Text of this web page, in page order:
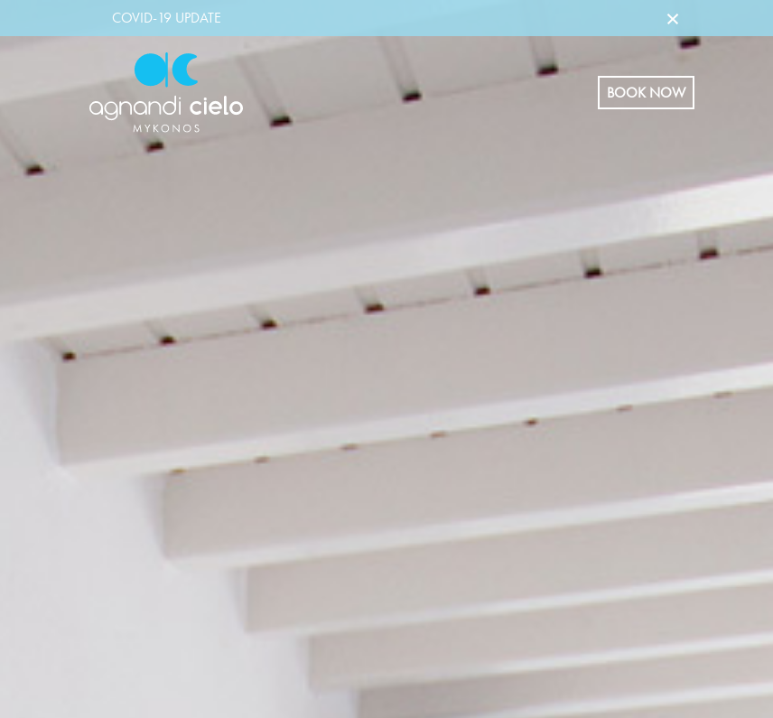
COVID-19 UPDATE ×
BOOK NOW